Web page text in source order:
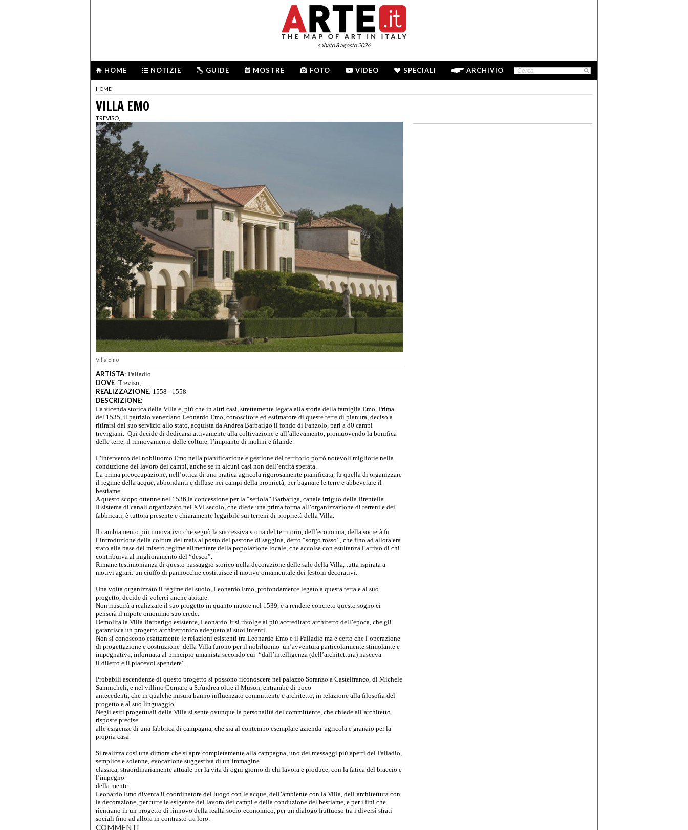
sabato 8 agosto 2026
HOME NOTIZIE GUIDE MOSTRE FOTO VIDEO SPECIALI ARCHIVIO
HOME
VILLA EMO
TREVISO,
Villa Emo
ARTISTA: Palladio
DOVE: Treviso,
REALIZZAZIONE: 1558 - 1558
DESCRIZIONE:
La vicenda storica della Villa è, più che in altri casi, strettamente legata alla storia della famiglia Emo. Prima
del 1535, il patrizio veneziano Leonardo Emo, conoscitore ed estimatore di queste terre di pianura, deciso a
ritirarsi dal suo servizio allo stato, acquista da Andrea Barbarigo il fondo di Fanzolo, pari a 80 campi
trevigiani. Qui decide di dedicarsi attivamente alla coltivazione e all’allevamento, promuovendo la bonifica
delle terre, il rinnovamento delle colture, l’impianto di molini e filande.
L’intervento del nobiluomo Emo nella pianificazione e gestione del territorio portò notevoli migliorie nella
conduzione del lavoro dei campi, anche se in alcuni casi non dell’entità sperata.
La prima preoccupazione, nell’ottica di una pratica agricola rigorosamente pianificata, fu quella di organizzare
il regime della acque, abbondanti e diffuse nei campi della proprietà, per bagnare le terre e abbeverare il
bestiame.
A questo scopo ottenne nel 1536 la concessione per la “seriola” Barbariga, canale irriguo della Brentella.
Il sistema di canali organizzato nel XVI secolo, che diede una prima forma all’organizzazione di terreni e dei
fabbricati, è tuttora presente e chiaramente leggibile sui terreni di proprietà della Villa.
Il cambiamento più innovativo che segnò la successiva storia del territorio, dell’economia, della società fu
l’introduzione della coltura del mais al posto del pastone di saggina, detto “sorgo rosso”, che fino ad allora era
stato alla base del misero regime alimentare della popolazione locale, che accolse con esultanza l’arrivo di chi
contribuiva al miglioramento del “desco”.
Rimane testimonianza di questo passaggio storico nella decorazione delle sale della Villa, tutta ispirata a
motivi agrari: un ciuffo di pannocchie costituisce il motivo ornamentale dei festoni decorativi.
Una volta organizzato il regime del suolo, Leonardo Emo, profondamente legato a questa terra e al suo
progetto, decide di volerci anche abitare.
Non riuscirà a realizzare il suo progetto in quanto muore nel 1539, e a rendere concreto questo sogno ci
penserà il nipote omonimo suo erede.
Demolita la Villa Barbarigo esistente, Leonardo Jr si rivolge al più accreditato architetto dell’epoca, che gli
garantisca un progetto architettonico adeguato ai suoi intenti.
Non si conoscono esattamente le relazioni esistenti tra Leonardo Emo e il Palladio ma è certo che l’operazione
di progettazione e costruzione della Villa furono per il nobiluomo un’avventura particolarmente stimolante e
impegnativa, informata al principio umanista secondo cui “dall’intelligenza (dell’architettura) nasceva
il diletto e il piacevol spendere”.
Probabili ascendenze di questo progetto si possono riconoscere nel palazzo Soranzo a Castelfranco, di Michele
Sanmicheli, e nel villino Cornaro a S.Andrea oltre il Muson, entrambe di poco
antecedenti, che in qualche misura hanno influenzato committente e architetto, in relazione alla filosofia del
progetto e al suo linguaggio.
Negli esiti progettuali della Villa si sente ovunque la personalità del committente, che chiede all’architetto
risposte precise
alle esigenze di una fabbrica di campagna, che sia al contempo esemplare azienda agricola e granaio per la
propria casa.
Si realizza così una dimora che si apre completamente alla campagna, uno dei messaggi più aperti del Palladio,
semplice e solenne, evocazione suggestiva di un’immagine
classica, straordinariamente attuale per la vita di ogni giorno di chi lavora e produce, con la fatica del braccio e
l’impegno
della mente.
Leonardo Emo diventa il coordinatore del luogo con le acque, dell’ambiente con la Villa, dell’architettura con
la decorazione, per tutte le esigenze del lavoro dei campi e della conduzione del bestiame, e per i fini che
rientrano in un progetto di rinnovo della realtà socio-economico, per un dialogo fruttuoso tra i diversi strati
sociali fino ad allora in contrasto tra loro.
COMMENTI